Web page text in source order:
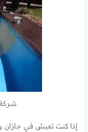
إذا كنت تعيش في جازان